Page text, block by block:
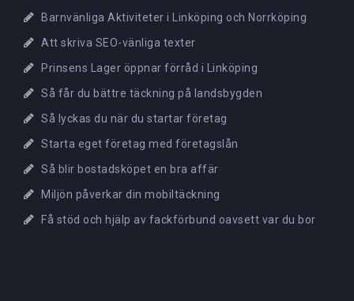
Barnvänliga Aktiviteter i Linköping och Norrköping
Att skriva SEO-vänliga texter
Prinsens Lager öppnar förråd i Linköping
Så får du bättre täckning på landsbygden
Så lyckas du när du startar företag
Starta eget företag med företagslån
Så blir bostadsköpet en bra affär
Miljön påverkar din mobiltäckning
Få stöd och hjälp av fackförbund oavsett var du bor